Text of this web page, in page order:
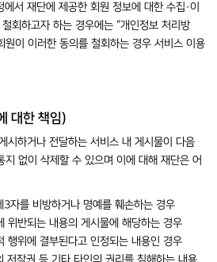
서 재단에 제공한 회원 정보에 대한 수집·이
회하고자 하는 경우에는 “개인정보 처리방
원이 이러한 동의를 철회하는 경우 서비스 이용
대한 책임)
시하거나 전달하는 서비스 내 게시물이 다음
지 없이 삭제할 수 있으며 이에 대해 재단은 어
자를 비방하거나 명예를 훼손하는 경우
반되는 내용의 게시물에 해당하는 경우
위에 결부된다고 인정되는 내용인 경우